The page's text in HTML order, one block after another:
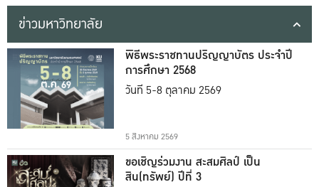
ข่าวมหาวิทยาลัย
พิธีพระราชทานปริญญาบัตร ประจำปี
การศึกษา 2568
วันที่ 5-8 ตุลาคม 2569
5 สิงหาคม 2569
ขอเชิญร่วมงาน สะสมศิลป์ เป็น
สิน(ทรัพย์) ปีที่ 3